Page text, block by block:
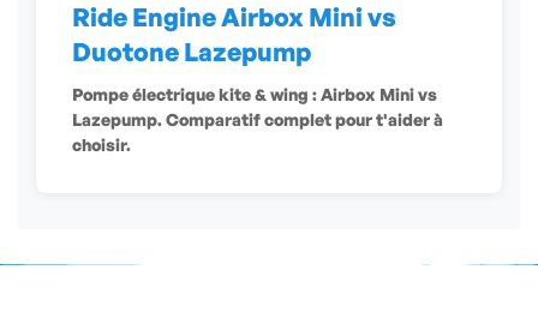
Ride Engine Airbox Mini vs
Duotone Lazepump
Pompe électrique kite & wing : Airbox Mini vs
Lazepump. Comparatif complet pour t'aider à
choisir.